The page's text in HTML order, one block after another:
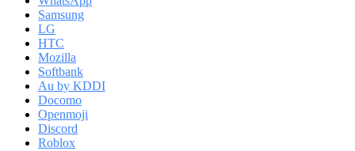
Samsung
LG
HTC
Mozilla
Softbank
Au by KDDI
Docomo
Openmoji
Discord
Roblox